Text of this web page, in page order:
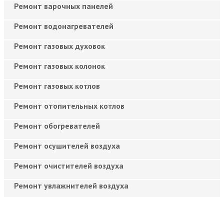
Ремонт варочных панелей
Ремонт водонагревателей
Ремонт газовых духовок
Ремонт газовых колонок
Ремонт газовых котлов
Ремонт отопительных котлов
Ремонт обогревателей
Ремонт осушителей воздуха
Ремонт очистителей воздуха
Ремонт увлажнителей воздуха